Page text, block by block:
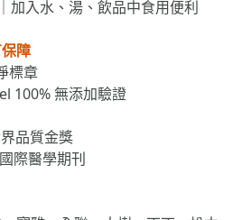
章
100% 無添加驗證
品質金獎
醫學期刊
寶雅、全聯、大樹、丁丁、松本